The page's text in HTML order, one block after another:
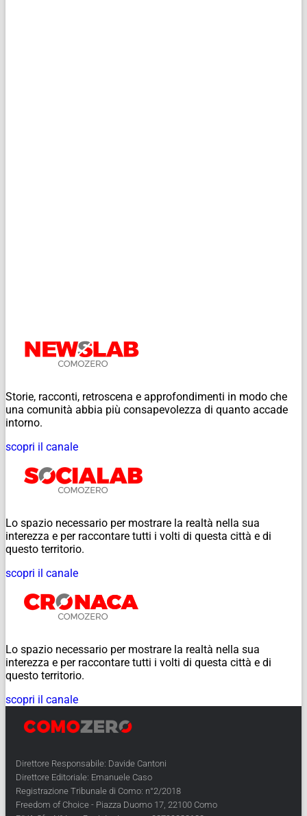
Storie, racconti, retroscena e approfondimenti in modo che
una comunità abbia più consapevolezza di quanto accade
intorno.
scopri il canale
Lo spazio necessario per mostrare la realtà nella sua
interezza e per raccontare tutti i volti di questa città e di
questo territorio.
scopri il canale
Lo spazio necessario per mostrare la realtà nella sua
interezza e per raccontare tutti i volti di questa città e di
questo territorio.
scopri il canale
Direttore Responsabile: Davide Cantoni
Direttore Editoriale: Emanuele Caso
Registrazione Tribunale di Como: n°2/2018
Freedom of Choice - Piazza Duomo 17, 22100 Como